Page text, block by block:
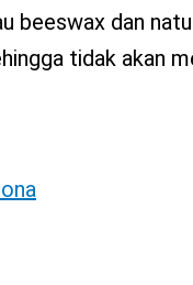
beeswax dan
tidak akan